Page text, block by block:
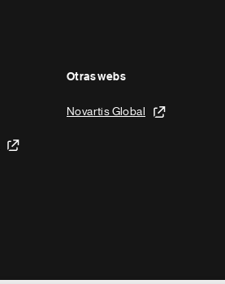
Otras webs
Novartis Global